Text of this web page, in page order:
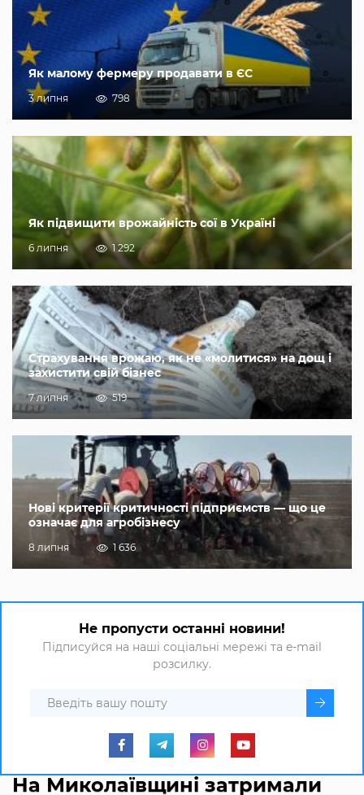
Як малому фермеру продавати в ЄС
3 липня 798
Як підвищити врожайність сої в Україні
6 липня 1 292
Страхування врожаю, як не «молитися» на дощ і
захистити свій бізнес
7 липня 519
Нові критерії критичності підприємств — що це
означає для агробізнесу
8 липня 1 636
Не пропусти останні новини!
Підписуйся на наші соціальні мережі та e-mail
розсилку.
На Миколаївщині затримали